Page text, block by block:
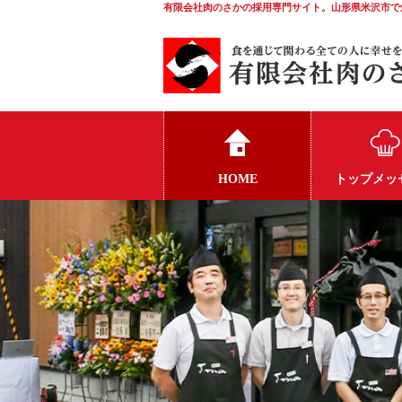
有限会社肉のさかの採用専門サイト。山形県米沢市
HOME トップメッ